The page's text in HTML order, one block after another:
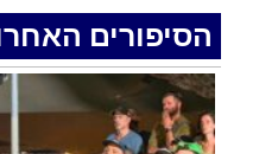
.
חצבה. פצועים
הסיפורים